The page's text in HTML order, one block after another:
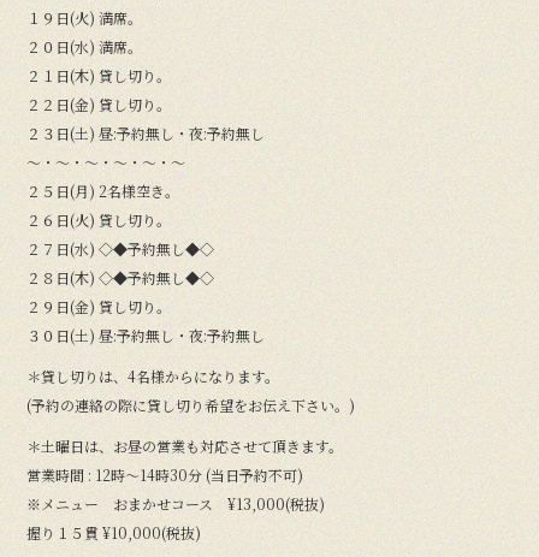
１９日(火) 満席。
２０日(水) 満席。
２１日(木) 貸し切り。
２２日(金) 貸し切り。
２３日(土) 昼:予約無し・夜:予約無し
〜・〜・〜・〜・〜・〜
２５日(月) 2名様空き。
２６日(火) 貸し切り。
２７日(水) ◇◆予約無し◆◇
２８日(木) ◇◆予約無し◆◇
２９日(金) 貸し切り。
３０日(土) 昼:予約無し・夜:予約無し
＊貸し切りは、4名様からになります。
(予約の連絡の際に貸し切り希望をお伝え下さい。)
＊土曜日は、お昼の営業も対応させて頂きます。
営業時間 : 12時〜14時30分 (当日予約不可)
※メニュー おまかせコース ¥13,000(税抜)
握り１５貫 ¥10,000(税抜)